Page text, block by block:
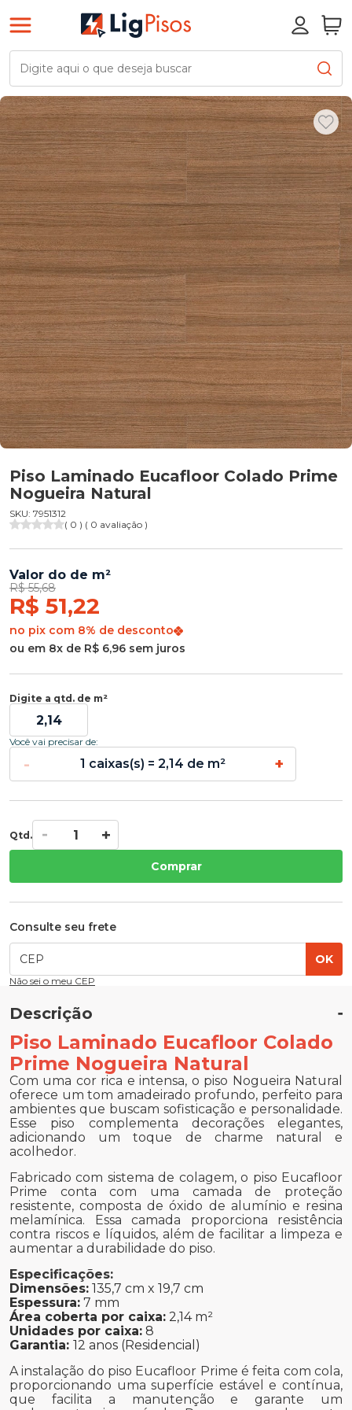
Piso Laminado Eucafloor Colado Prime
Nogueira Natural
SKU: 7951312
( 0 ) ( 0 avaliação )
Valor do de m²
R$ 55,68
R$ 51,22
no pix com 8% de desconto
ou em 8x de R$ 6,96 sem juros
Digite a qtd. de m²
Você vai precisar de:
- 1 caixas(s) = 2,14 de m² +
Qtd.
Comprar
Consulte seu frete
OK
Não sei o meu CEP
Descrição
Piso Laminado Eucafloor Colado
Prime Nogueira Natural
Com uma cor rica e intensa, o piso Nogueira Natural
oferece um tom amadeirado profundo, perfeito para
ambientes que buscam sofisticação e personalidade.
Esse piso complementa decorações elegantes,
adicionando um toque de charme natural e
acolhedor.
Fabricado com sistema de colagem, o piso Eucafloor
Prime conta com uma camada de proteção
resistente, composta de óxido de alumínio e resina
melamínica. Essa camada proporciona resistência
contra riscos e líquidos, além de facilitar a limpeza e
aumentar a durabilidade do piso.
Especificações:
Dimensões: 135,7 cm x 19,7 cm
Espessura: 7 mm
Área coberta por caixa: 2,14 m²
Unidades por caixa: 8
Garantia: 12 anos (Residencial)
A instalação do piso Eucafloor Prime é feita com cola,
proporcionando uma superfície estável e contínua,
que facilita a manutenção e garante um